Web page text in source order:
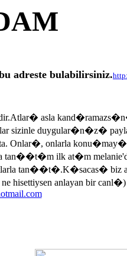
adreste bulabilirsiniz.
asla
sizinle duygular�n�z�
Onlar�, onlarla
ilk at�m
tan��t�.K�sacas�
anlayan bir